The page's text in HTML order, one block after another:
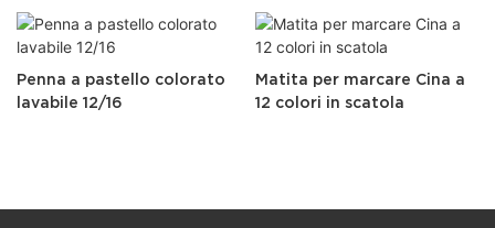
Penna a pastello colorato
lavabile 12/16
Matita per marcare Cina a
12 colori in scatola